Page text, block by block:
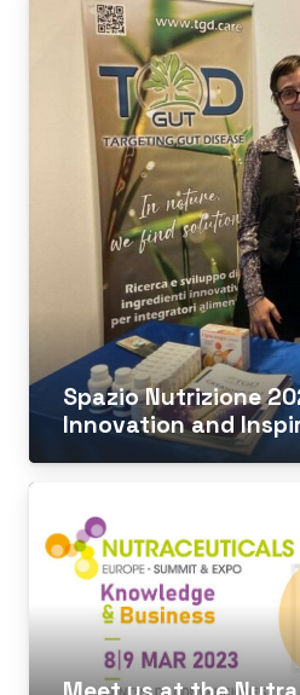
Spazio Nutrizione
Innovation and